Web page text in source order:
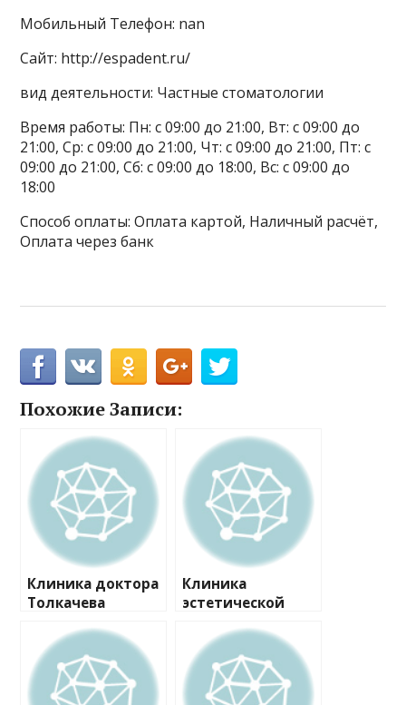
Мобильный Телефон: nan
Сайт: http://espadent.ru/
вид деятельности: Частные стоматологии
Время работы: Пн: с 09:00 до 21:00, Вт: с 09:00 до
21:00, Ср: с 09:00 до 21:00, Чт: с 09:00 до 21:00, Пт: с
09:00 до 21:00, Сб: с 09:00 до 18:00, Вс: с 09:00 до
18:00
Способ оплаты: Оплата картой, Наличный расчёт,
Оплата через банк
Похожие Записи:
Клиника доктора
Толкачева
Клиника
эстетической
косметологии